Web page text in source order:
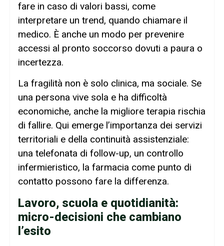
fare in caso di valori bassi, come
interpretare un trend, quando chiamare il
medico. È anche un modo per prevenire
accessi al pronto soccorso dovuti a paura o
incertezza.
La fragilità non è solo clinica, ma sociale. Se
una persona vive sola e ha difficoltà
economiche, anche la migliore terapia rischia
di fallire. Qui emerge l’importanza dei servizi
territoriali e della continuità assistenziale:
una telefonata di follow-up, un controllo
infermieristico, la farmacia come punto di
contatto possono fare la differenza.
Lavoro, scuola e quotidianità:
micro-decisioni che cambiano
l’esito